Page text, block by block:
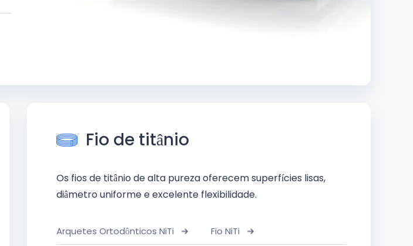
Fio de titânio
Os fios de titânio de alta pureza oferecem superfícies lisas,
diâmetro uniforme e excelente flexibilidade.
Arquetes Ortodônticos NiTi Fio NiTi